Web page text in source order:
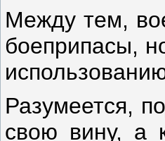
Между тем,
боеприпасы,
Разумеется,
свою вину, а